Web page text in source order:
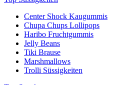
Center Shock Kaugummis
Chupa Chups Lollipops
Haribo Fruchtgummis
Jelly Beans
Tiki Brause
Marshmallows
Trolli Süssigkeiten